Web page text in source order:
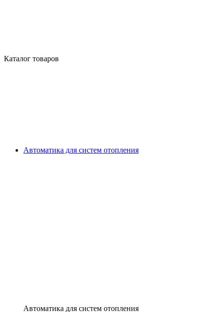
Каталог товаров
Автоматика для систем отопления
Автоматика для систем отопления